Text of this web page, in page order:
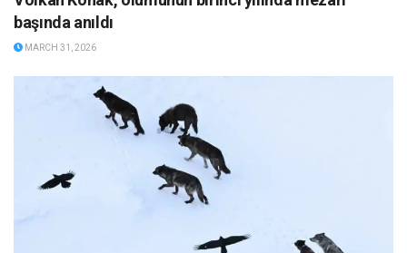
başında anıldı
MARCH 31, 2026